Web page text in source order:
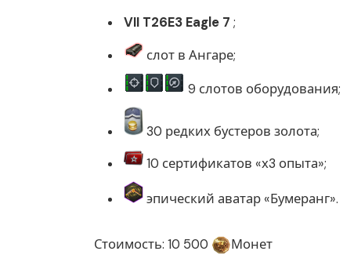
VII T26E3 Eagle 7 ;
слот в Ангаре;
9 слотов оборудования;
30 редких бустеров золота;
10 сертификатов «х3 опыта»;
эпический аватар «Бумеранг».
Стоимость: 10 500 Монет